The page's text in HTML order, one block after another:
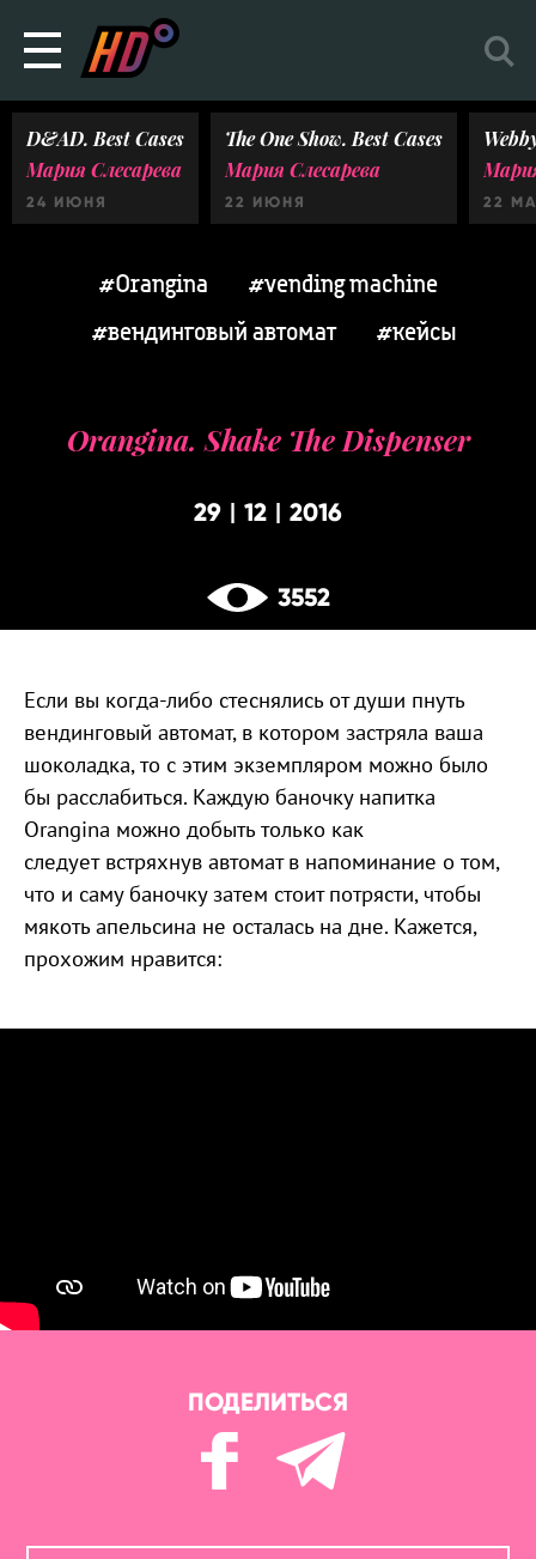
D&AD. Best Cases
Мария Слесарева
24 ИЮНЯ
The One Show. Best Cases
Мария Слесарева
22 ИЮНЯ 22
#Orangina
#vending machine
#вендинговый автомат
#кейсы
Orangina. Shake The Dispenser
29 12 2016
3552
Если вы когда-либо стеснялись от души пнуть
вендинговый автомат, в котором застряла ваша
шоколадка, то с этим экземпляром можно было
бы расслабиться. Каждую баночку напитка
Orangina можно добыть только как
следует встряхнув автомат в напоминание о том,
что и саму баночку затем стоит потрясти, чтобы
мякоть апельсина не осталась на дне. Кажется,
прохожим нравится:
ПОДЕЛИТЬСЯ